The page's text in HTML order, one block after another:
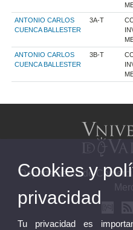
ANTONIO CARLOS
CUENCA BALLESTER
3A-T
ANTONIO CARLOS
CUENCA BALLESTER
3B-T
Departamento de
Cookies y
privacidad
Tu privacidad es